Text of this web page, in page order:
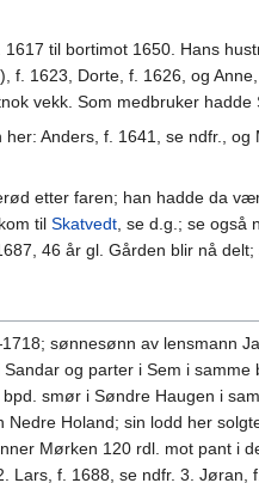
til bortimot 1650. Hans
f. 1623, Dorte, f. 1626, og
vekk. Som medbruker
her: Anders, f. 1641, se ndfr.,
etter faren; han hadde da
til Skatvedt, se d.g.; se også
46 år gl. Gården blir nå
sønnesønn av lensmann
og parter i Sem i
smør i Søndre Haugen i
Holand; sin lodd her
Mørken 120 rdl. mot pant i
Lars, f. 1688, se ndfr. 3.